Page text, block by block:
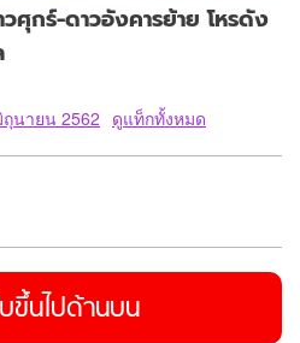
ศุกร์-ดาวอังคารย้าย โหรดัง
นายน 2562 ดูแท็กทั้งหมด
ขึ้นไปด้านบน